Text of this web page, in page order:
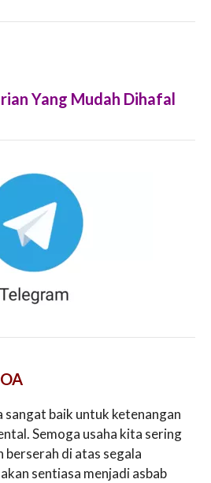
Yang Mudah Dihafal
sangat baik untuk ketenangan
Semoga usaha kita sering
berserah di atas segala
sentiasa menjadi asbab